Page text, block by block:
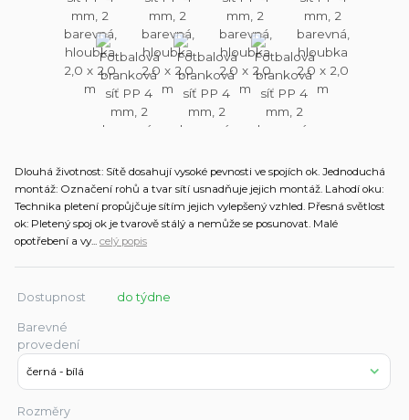
Dlouhá životnost: Sítě dosahují vysoké pevnosti ve spojích ok. Jednoduchá
montáž: Označení rohů a tvar sítí usnadňuje jejich montáž. Lahodí oku:
Technika pletení propůjčuje sítím jejich vylepšený vzhled. Přesná světlost
ok: Pletený spoj ok je tvarově stálý a nemůže se posunovat. Malé
opotřebení a vy... celý popis
Dostupnost do týdne
Barevné
provedení
Rozměry